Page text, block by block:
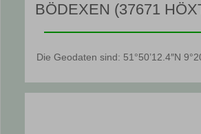
BÖDEXEN (37671
Die Geodaten sind: 51°50’12.4″N